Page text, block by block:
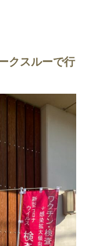
クスルーで行